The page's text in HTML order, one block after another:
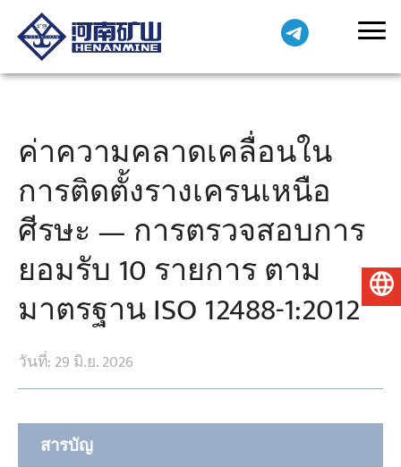
ค่าความคลาดเคลื่อนใน
การติดตั้งรางเครนเหนือ
ศีรษะ — การตรวจสอบการ
ยอมรับ 10 รายการ ตาม
มาตรฐาน ISO 12488-1:2012
วันที่: 29 มิ.ย. 2026
สารบัญ
ไทย